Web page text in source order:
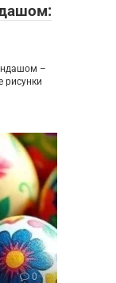
–
рисунки
0